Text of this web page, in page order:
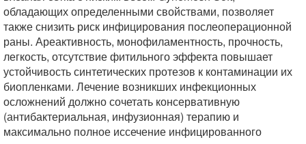
обладающих определенными свойствами, позволяет
также снизить риск инфицирования послеоперационной
раны. Ареактивность, монофиламентность, прочность,
легкость, отсутствие фитильного эффекта повышает
устойчивость синтетических протезов к контаминации их
биопленками. Лечение возникших инфекционных
осложнений должно сочетать консервативную
(антибактериальная, инфузионная) терапию и
максимально полное иссечение инфицированного